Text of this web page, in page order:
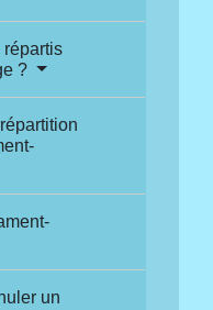
répartis
?
un